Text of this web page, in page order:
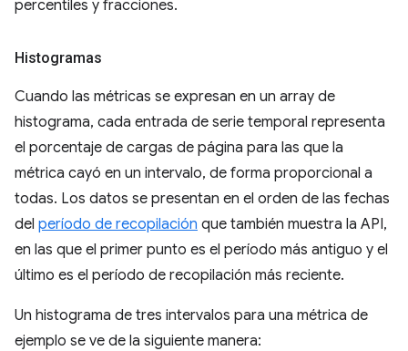
percentiles y fracciones.
Histogramas
Cuando las métricas se expresan en un array de
histograma, cada entrada de serie temporal representa
el porcentaje de cargas de página para las que la
métrica cayó en un intervalo, de forma proporcional a
todas. Los datos se presentan en el orden de las fechas
del período de recopilación que también muestra la API,
en las que el primer punto es el período más antiguo y el
último es el período de recopilación más reciente.
Un histograma de tres intervalos para una métrica de
ejemplo se ve de la siguiente manera: